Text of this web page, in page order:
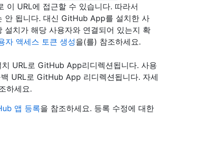
이 URL에 접근할 수 있습니다. 따라서
안 됩니다. 대신 GitHub App를 설치한 사
치가 해당 사용자와 연결되어 있는지 확
자 액세스 토큰 생성을(를) 참조하세요.
URL로 GitHub App리디렉션됩니다. 사용
URL로 GitHub App 리디렉션됩니다. 자세
하세요.
앱 등록을 참조하세요. 등록 수정에 대한